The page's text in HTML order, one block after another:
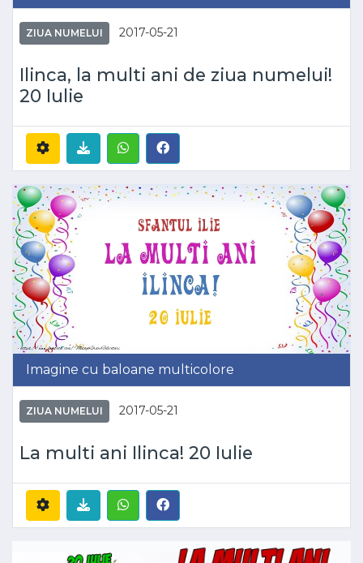
ZIUA NUMELUI 2017-05-21
Ilinca, la multi ani de ziua numelui!
20 Iulie
Imagine cu baloane multicolore
ZIUA NUMELUI 2017-05-21
La multi ani Ilinca! 20 Iulie